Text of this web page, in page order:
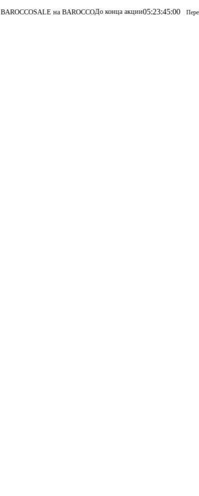
SALE на BAROCCO До конца акции05:23:45:00 Перейти в каталог